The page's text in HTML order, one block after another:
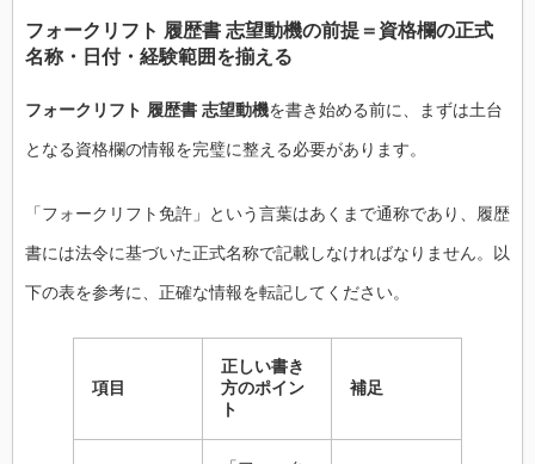
フォークリフト 履歴書 志望動機の前提＝資格欄の正式
名称・日付・経験範囲を揃える
フォークリフト 履歴書 志望動機を書き始める前に、まずは土台
となる資格欄の情報を完璧に整える必要があります。
「フォークリフト免許」という言葉はあくまで通称であり、履歴
書には法令に基づいた正式名称で記載しなければなりません。以
下の表を参考に、正確な情報を転記してください。
項目
正しい書き
方のポイン
ト
補足